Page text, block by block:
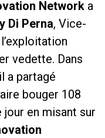
Network a
Di Perna, Vice-
vedette. Dans
a partagé
bouger 108
en misant sur